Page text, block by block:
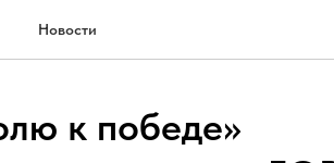
Новости
к победе»